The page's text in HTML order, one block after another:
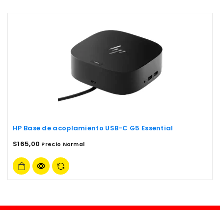
HP Base de acoplamiento USB-C G5 Essential
$165,00 Precio Normal